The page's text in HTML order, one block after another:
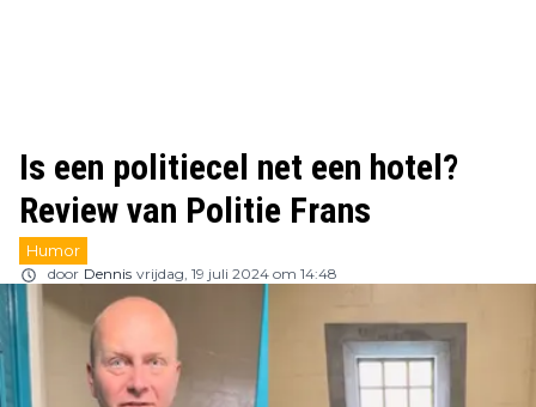
Is een politiecel net een hotel?
Review van Politie Frans
Humor
door Dennis vrijdag, 19 juli 2024 om 14:48